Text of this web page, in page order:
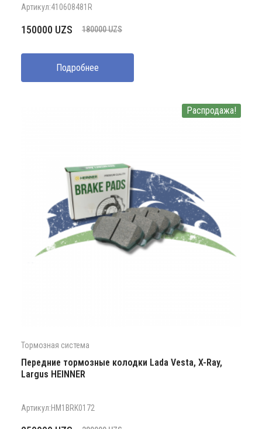
Артикул:410608481R
180000UZS
Первоначальная
составляла
180000 UZS.
150000 UZS
Текущая
150000 UZS.
Подробнее
Распродажа!
Тормозная система
Передние тормозные колодки Lada Vesta, X-Ray,
Largus HEINNER
Артикул:HM1BRK0172